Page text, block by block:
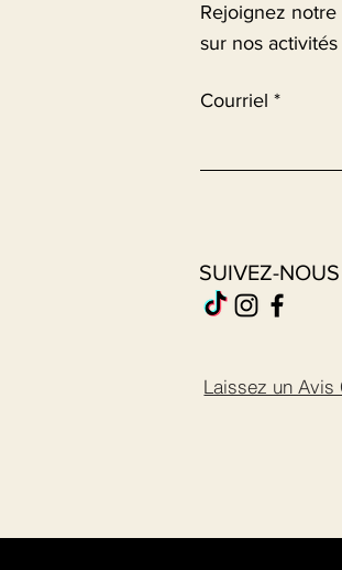
Rejoignez
sur nos
Courriel
SUIVEZ-NOUS
Laissez un Avis